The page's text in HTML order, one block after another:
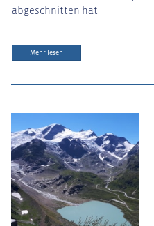
abgeschnitten hat.
Mehr lesen